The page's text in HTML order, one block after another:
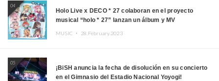
04
Holo Live x DECO * 27 colaboran en el proyecto
musical “holo * 27” lanzan un álbum y MV
MUSIC ・ 28.February.2023
05
¡BiSH anuncia la fecha de disolución en su concierto
en el Gimnasio del Estadio Nacional Yoyogi!